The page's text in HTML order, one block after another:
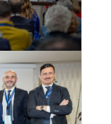
in
ferma:
per